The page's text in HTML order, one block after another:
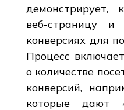
демонстрирует,
веб-страницу
конверсиях для
Процесс
о количестве
конверсий,
которые дают